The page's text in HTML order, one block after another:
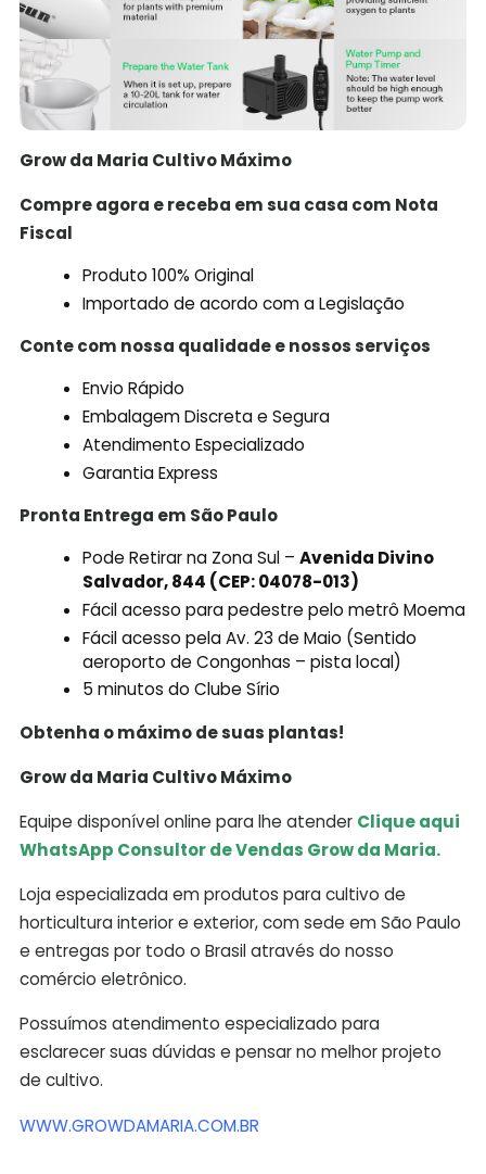
Grow da Maria CultivoMáximo
Compre agora e receba em sua casa com Nota
Fiscal
Produto 100% Original
Importado de acordo com a Legislação
Conte com nossa qualidade e nossos serviços
Envio Rápido
Embalagem Discreta e Segura
Atendimento Especializado
Garantia Express
Pronta Entrega em São Paulo
Pode Retirar na Zona Sul –Avenida Divino
Salvador, 844 (CEP: 04078-013)
Fácil acesso para pedestre pelo metrô Moema
Fácil acesso pela Av. 23 de Maio (Sentido
aeroporto de Congonhas – pista local)
5 minutos do Clube Sírio
Obtenha o máximo de suas plantas!
Grow da Maria Cultivo Máximo
Equipe disponível online para lhe atender Clique aqui
WhatsApp Consultor de Vendas Grow da Maria.
Loja especializada em produtos para cultivo de
horticultura interior e exterior, com sede em São Paulo
e entregas por todo o Brasil através do nosso
comércio eletrônico.
Possuímos atendimento especializado para
esclarecer suas dúvidas e pensar no melhor projeto
de cultivo.
WWW.GROWDAMARIA.COM.BR